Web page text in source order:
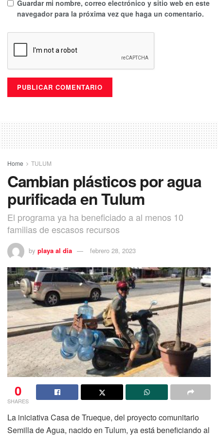
Guardar mi nombre, correo electrónico y sitio web en este
navegador para la próxima vez que haga un comentario.
Home TULUM
Cambian plásticos por agua
purificada en Tulum
El programa ya ha beneficiado a al menos 10
familias de escasos recursos
by playa al dia febrero 28, 2023
0
SHARES
La iniciativa Casa de Trueque, del proyecto comunitario
Semilla de Agua, nacido en Tulum, ya está beneficiando al